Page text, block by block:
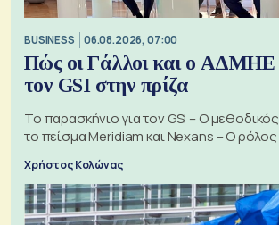
BUSINESS 06.08.2026, 07:00
Πώς οι Γάλλοι και ο ΑΔΜΗΕ
τον GSI στην πρίζα
Το παρασκήνιο για τον GSI – Ο
το πείσμα Meridiam και Nexans – Ο
Χρήστος Κολώνας